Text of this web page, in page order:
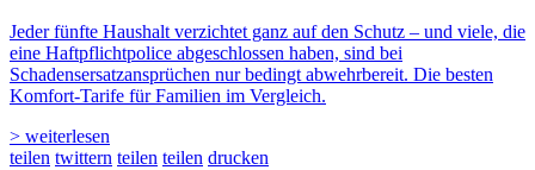
Jeder fünfte Haushalt verzichtet ganz auf den Schutz – und viele, die
eine Haftpflichtpolice abgeschlossen haben, sind bei
Schadensersatzansprüchen nur bedingt abwehrbereit. Die besten
Komfort-Tarife für Familien im Vergleich.
> weiterlesen
teilen twittern teilen teilen drucken